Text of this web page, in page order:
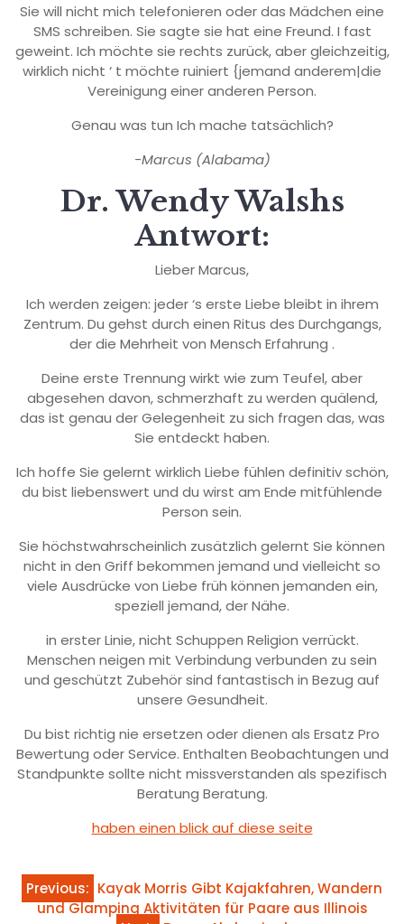
Sie will nicht mich telefonieren oder das Mädchen eine
SMS schreiben. Sie sagte sie hat eine Freund. I fast
geweint. Ich möchte sie rechts zurück, aber gleichzeitig,
wirklich nicht ‘ t möchte ruiniert {jemand anderem|die
Vereinigung einer anderen Person.
Genau was tun Ich mache tatsächlich?
-Marcus (Alabama)
Dr. Wendy Walshs
Antwort:
Lieber Marcus,
Ich werden zeigen: jeder ‘s erste Liebe bleibt in ihrem
Zentrum. Du gehst durch einen Ritus des Durchgangs,
der die Mehrheit von Mensch Erfahrung .
Deine erste Trennung wirkt wie zum Teufel, aber
abgesehen davon, schmerzhaft zu werden quälend,
das ist genau der Gelegenheit zu sich fragen das, was
Sie entdeckt haben.
Ich hoffe Sie gelernt wirklich Liebe fühlen definitiv schön,
du bist liebenswert und du wirst am Ende mitfühlende
Person sein.
Sie höchstwahrscheinlich zusätzlich gelernt Sie können
nicht in den Griff bekommen jemand und vielleicht so
viele Ausdrücke von Liebe früh können jemanden ein,
speziell jemand, der Nähe.
in erster Linie, nicht Schuppen Religion verrückt.
Menschen neigen mit Verbindung verbunden zu sein
und geschützt Zubehör sind fantastisch in Bezug auf
unsere Gesundheit.
Du bist richtig nie ersetzen oder dienen als Ersatz Pro
Bewertung oder Service. Enthalten Beobachtungen und
Standpunkte sollte nicht missverstanden als spezifisch
Beratung Beratung.
haben einen blick auf diese seite
Post
Previous: Kayak Morris Gibt Kajakfahren, Wandern
und Glamping Aktivitäten für Paare aus Illinois